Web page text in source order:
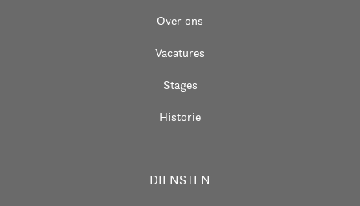
Over ons
Vacatures
Stages
Historie
DIENSTEN